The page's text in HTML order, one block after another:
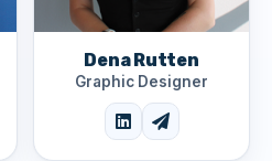
Dena Rutten
Graphic Designer